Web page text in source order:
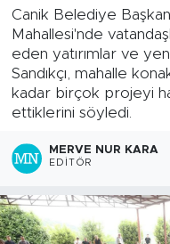
Canik Belediye
Mahallesi'nde
eden yatırımlar ve
Sandıkçı, mahalle
kadar birçok projeyi
ettiklerini söyledi.
MERVE NUR KARA
EDITÖR
Süper Lig Puan
Tüm Manşetler
Son Dakika
Haber Arşivi